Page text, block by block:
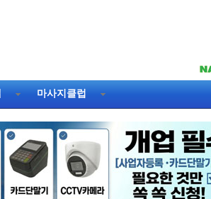
마사지클럽